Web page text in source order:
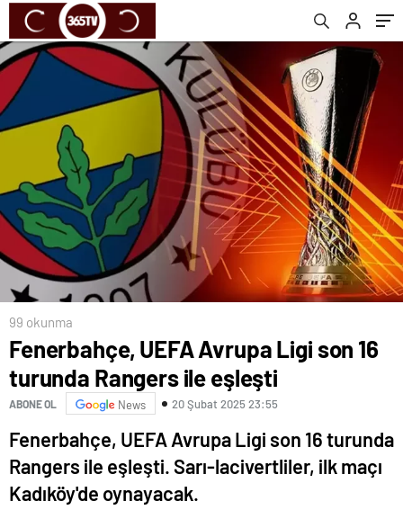
99 okunma
Fenerbahçe, UEFA Avrupa Ligi son 16
turunda Rangers ile eşleşti
ABONE OL News 20 Şubat 2025 23:55
Fenerbahçe, UEFA Avrupa Ligi son 16 turunda
Rangers ile eşleşti. Sarı-lacivertliler, ilk maçı
Kadıköy'de oynayacak.